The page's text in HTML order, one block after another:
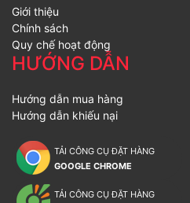
Giới thiệu
Chính sách
Quy chế hoạt động
HƯỚNG DẪN
Hướng dẫn mua hàng
Hướng dẫn khiếu nại
TẢI CÔNG CỤ ĐẶT HÀNG
GOOGLE CHROME
TẢI CÔNG CỤ ĐẶT HÀNG